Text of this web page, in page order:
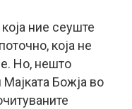
ние сеуште
која не
Но, нешто
Мајката Божја во